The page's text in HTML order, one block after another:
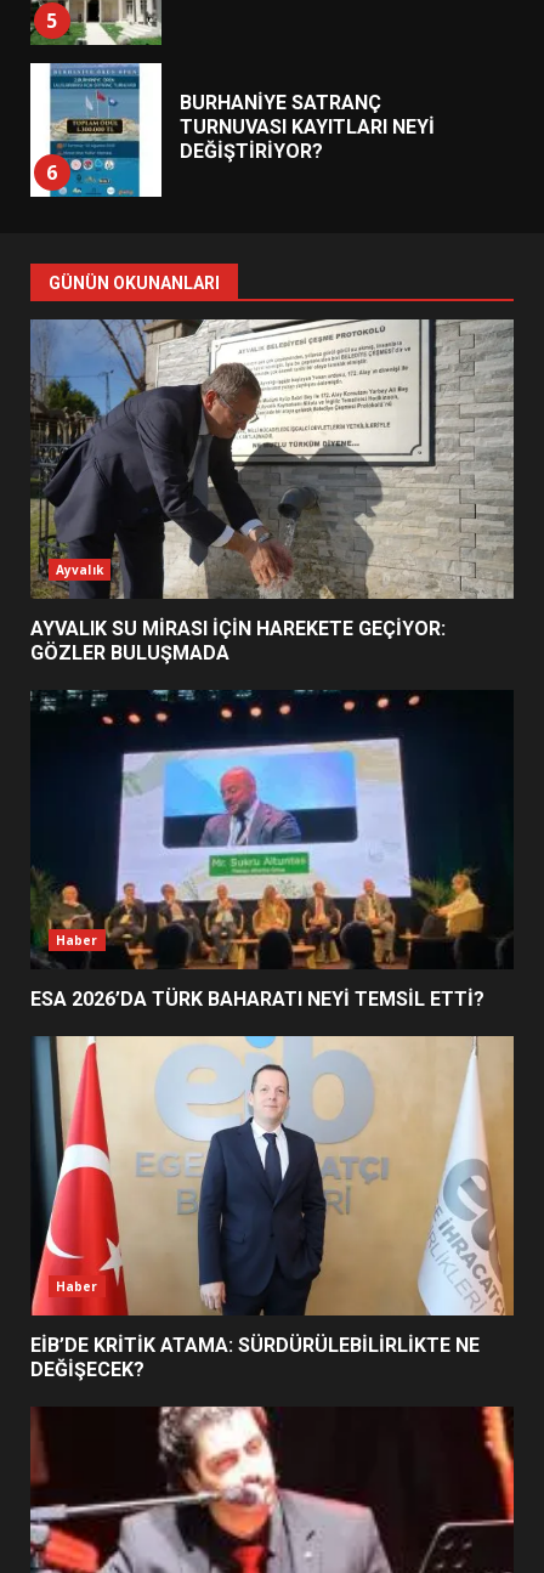
5
6
BURHANİYE SATRANÇ
TURNUVASI KAYITLARI NEYİ
DEĞİŞTİRİYOR?
7
YENİ YÖNETİM NASIL
ŞEKİLLENDİ?
1
AYVALIK SU MİRASI İÇİN
HAREKETE GEÇİYOR: GÖZLER
BULUŞMADA
2
ESA 2026’DA TÜRK BAHARATI
NEYİ TEMSİL ETTİ?
EİB’DE KRİTİK ATAMA:
SÜRDÜRÜLEBİLİRLİKTE NE
DEĞİŞECEK?
4
EDREMİT’İN GURURU TÜRKİYE
FİNALİNDE NE BAŞARDI?
5
UZATILDI: NE DEĞİŞTİ?
6
BURHANİYE SATRANÇ
TURNUVASI KAYITLARI NEYİ
DEĞİŞTİRİYOR?
BURHANİYE BELEDİYESPOR’DA
YENİ YÖNETİM NASIL
GÜNÜN OKUNANLARI
Ayvalık
AYVALIK SU MİRASI İÇİN HAREKETE GEÇİYOR:
GÖZLER BULUŞMADA
Haber
ESA 2026’DA TÜRK BAHARATI NEYİ TEMSİL ETTİ?
Haber
EİB’DE KRİTİK ATAMA: SÜRDÜRÜLEBİLİRLİKTE NE
DEĞİŞECEK?